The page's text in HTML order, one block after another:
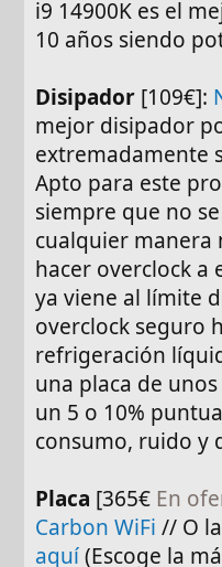
i9 14900K es el
10 años siendo
Disipador [109€]:
mejor disipador
extremadamente
Apto para este
siempre que no
cualquier manera
hacer overclock a
ya viene al límite
overclock seguro
refrigeración
una placa de
un 5 o 10%
consumo, ruido y
Placa [365€ En
Carbon WiFi // O
aquí(Escoge la